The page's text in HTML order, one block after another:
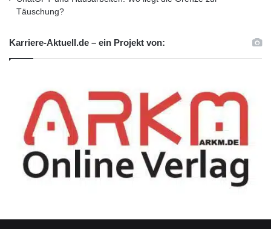
Täuschung?
Karriere-Aktuell.de – ein Projekt von: